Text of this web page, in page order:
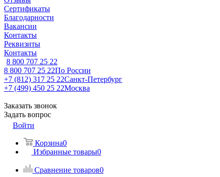
Сертификаты
Благодарности
Вакансии
Контакты
Реквизиты
Контакты
8 800 707 25 22
8 800 707 25 22По России
+7 (812) 317 25 22Санкт-Петербург
+7 (499) 450 25 22Москва
Заказать звонок
Задать вопрос
Войти
Корзина0
Избранные товары0
Сравнение товаров0